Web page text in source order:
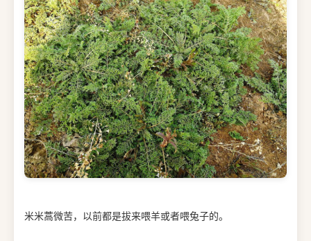
米米蒿微苦，以前都是拔来喂羊或者喂兔子的。